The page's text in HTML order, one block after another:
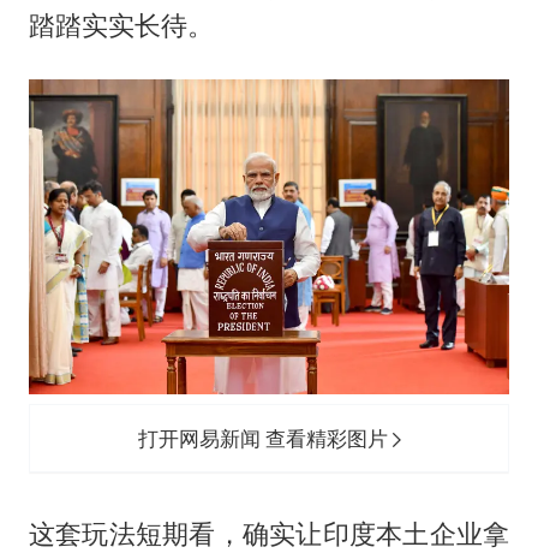
踏踏实实长待。
打开网易新闻 查看精彩图片
这套玩法短期看，确实让印度本土企业拿